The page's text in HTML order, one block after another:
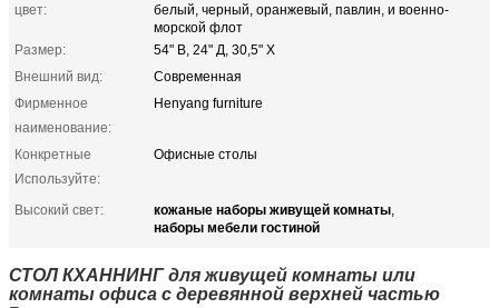
цвет:
белый, черный, оранжевый, павлин, и военно-
морской флот
Размер:
54" В, 24" Д, 30,5" Х
Внешний вид:
Современная
Фирменное
наименование:
Henyang furniture
Конкретные
Используйте:
Офисные столы
Высокий свет: кожаные наборы живущей комнаты,
наборы мебели гостиной
СТОЛ КХАННИНГ для живущей комнаты или
комнаты офиса с деревянной верхней частью